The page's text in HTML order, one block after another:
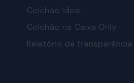
Colchão Ideal
Colchão na Caixa Only
Relatório de transparência